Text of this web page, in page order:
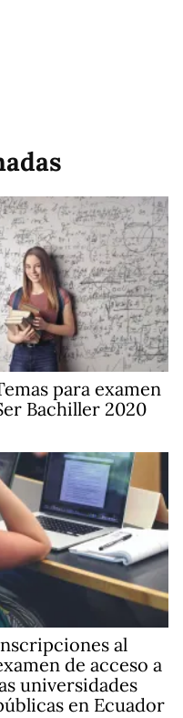
para examen
Bachiller 2020
al
de acceso a
universidades
en Ecuador